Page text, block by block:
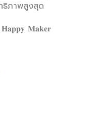
ธิภาพสูงสุด
𝐇𝐚𝐩𝐩𝐲 𝐌𝐚𝐤𝐞𝐫